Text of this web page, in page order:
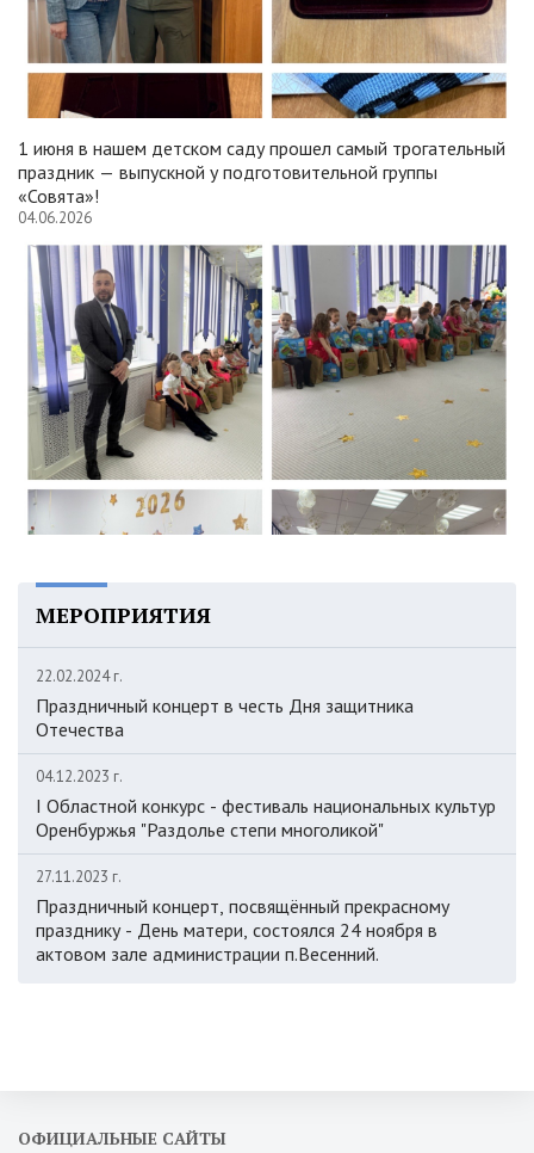
1 июня в нашем детском саду прошел самый трогательный
праздник — выпускной у подготовительной группы
«Совята»!
04.06.2026
МЕРОПРИЯТИЯ
22.02.2024 г.
Праздничный концерт в честь Дня защитника
Отечества
04.12.2023 г.
I Областной конкурс - фестиваль национальных культур
Оренбуржья "Раздолье степи многоликой"
27.11.2023 г.
Праздничный концерт, посвящённый прекрасному
празднику - День матери, состоялся 24 ноября в
актовом зале администрации п.Весенний.
ОФИЦИАЛЬНЫЕ САЙТЫ